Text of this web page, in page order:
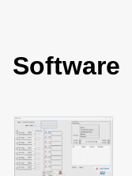
Software